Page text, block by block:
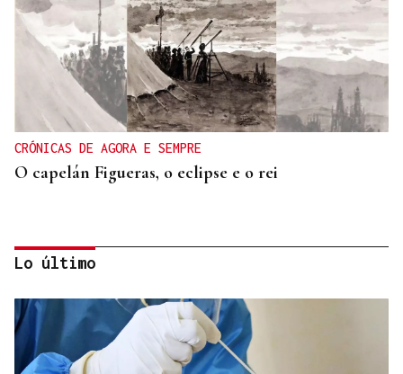
CRÓNICAS DE AGORA E SEMPRE
O capelán Figueras, o eclipse e o rei
Lo último